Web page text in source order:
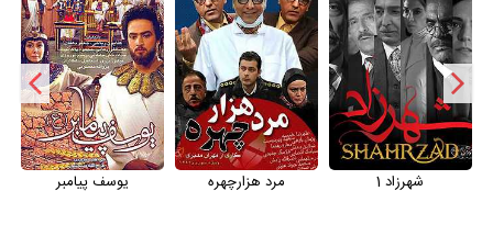
شهرزاد 1 مرد هزارچهره یوسف پیامبر